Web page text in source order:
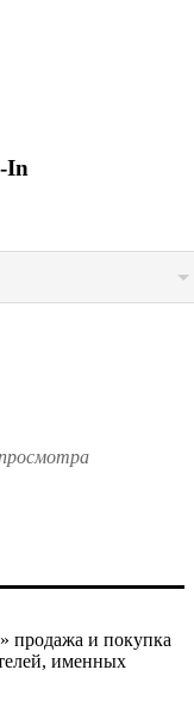
In
продажа и покупка
именных